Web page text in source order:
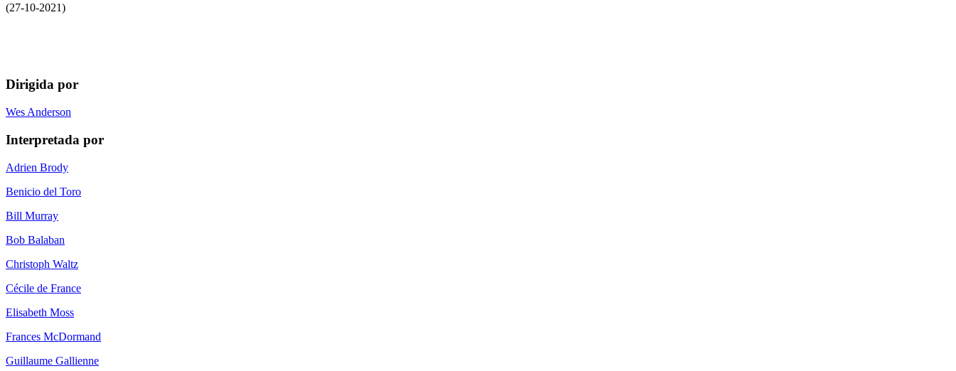
(27-10-2021)
Dirigida por
Wes Anderson
Interpretada por
Adrien Brody
Benicio del Toro
Bill Murray
Bob Balaban
Christoph Waltz
Cécile de France
Elisabeth Moss
Frances McDormand
Guillaume Gallienne